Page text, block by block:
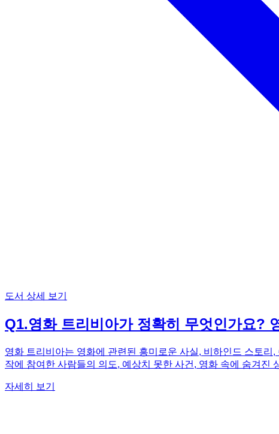
도서 상세 보기
Q1.영화 트리비아가 정확히 무엇인가요?
영화 트리비아는 영화에 관련된 흥미로운 사실, 비하인드 스토
작에 참여한 사람들의 의도, 예상치 못한 사건, 영화 속에 숨겨진
다. 마치 숨겨진 보물을 발견하는 듯한 즐거움을 느낄 수 있는 것
자세히 보기